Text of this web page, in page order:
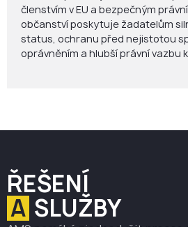
členstvím v EU a bezpečným
občanství poskytuje žadatelům
status, ochranu před nejistotou
oprávněním a hlubší právní vazbu
ŘEŠENÍ
A SLUŽBY